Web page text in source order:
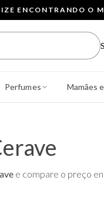
ENCONTRANDO O
Perfumes Mamães
e compare o preço